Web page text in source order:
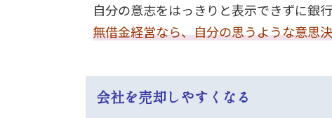
自分の意志をはっきりと表示できずに銀
無借金経営なら、自分の思うような意思
会社を売却しやすくなる